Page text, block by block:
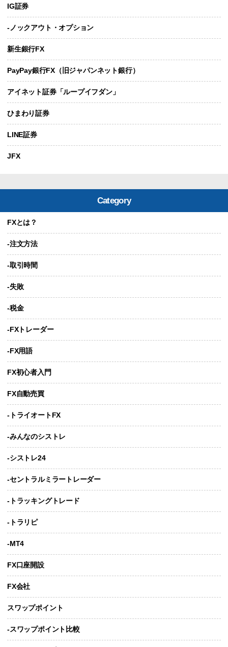
IG証券
-ノックアウト・オプション
新生銀行FX
PayPay銀行FX（旧ジャパンネット銀行）
アイネット証券「ループイフダン」
ひまわり証券
LINE証券
JFX
Category
FXとは？
-注文方法
-取引時間
-失敗
-税金
-FXトレーダー
-FX用語
FX初心者入門
FX自動売買
-トライオートFX
-みんなのシストレ
-シストレ24
-セントラルミラートレーダー
-トラッキングトレード
-トラリピ
-MT4
FX口座開設
FX会社
スワップポイント
-スワップポイント比較